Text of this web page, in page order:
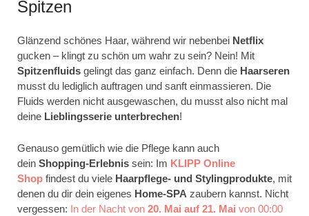
Spitzen
Glänzend schönes Haar, während wir nebenbei Netflix
gucken – klingt zu schön um wahr zu sein? Nein! Mit
Spitzenfluids gelingt das ganz einfach. Denn die Haarseren
musst du lediglich auftragen und sanft einmassieren. Die
Fluids werden nicht ausgewaschen, du musst also nicht mal
deine Lieblingsserie unterbrechen!
Genauso gemütlich wie die Pflege kann auch
dein Shopping-Erlebnis sein: Im KLIPP Online
Shop findest du viele Haarpflege- und Stylingprodukte, mit
denen du dir dein eigenes Home-SPA zaubern kannst. Nicht
vergessen: In der Nacht von 20. Mai auf 21. Mai von 00:00